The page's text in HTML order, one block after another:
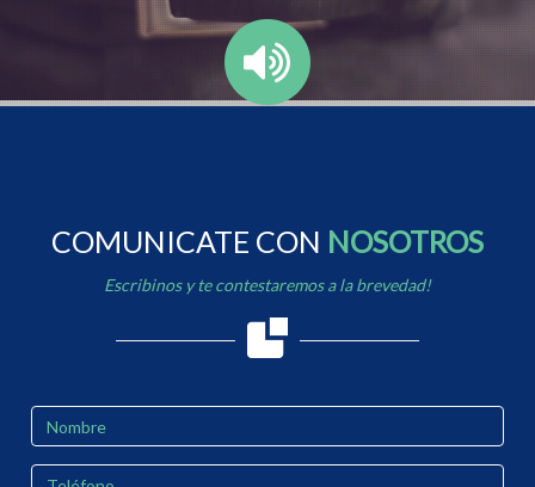
COMUNICATE CON NOSOTROS
Escribinos y te contestaremos a la brevedad!